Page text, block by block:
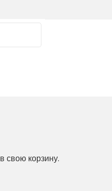
в свою корзину.